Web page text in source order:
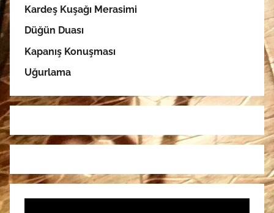
Kardeş Kuşağı Merasimi
Düğün Duası
Kapanış Konuşması
Uğurlama